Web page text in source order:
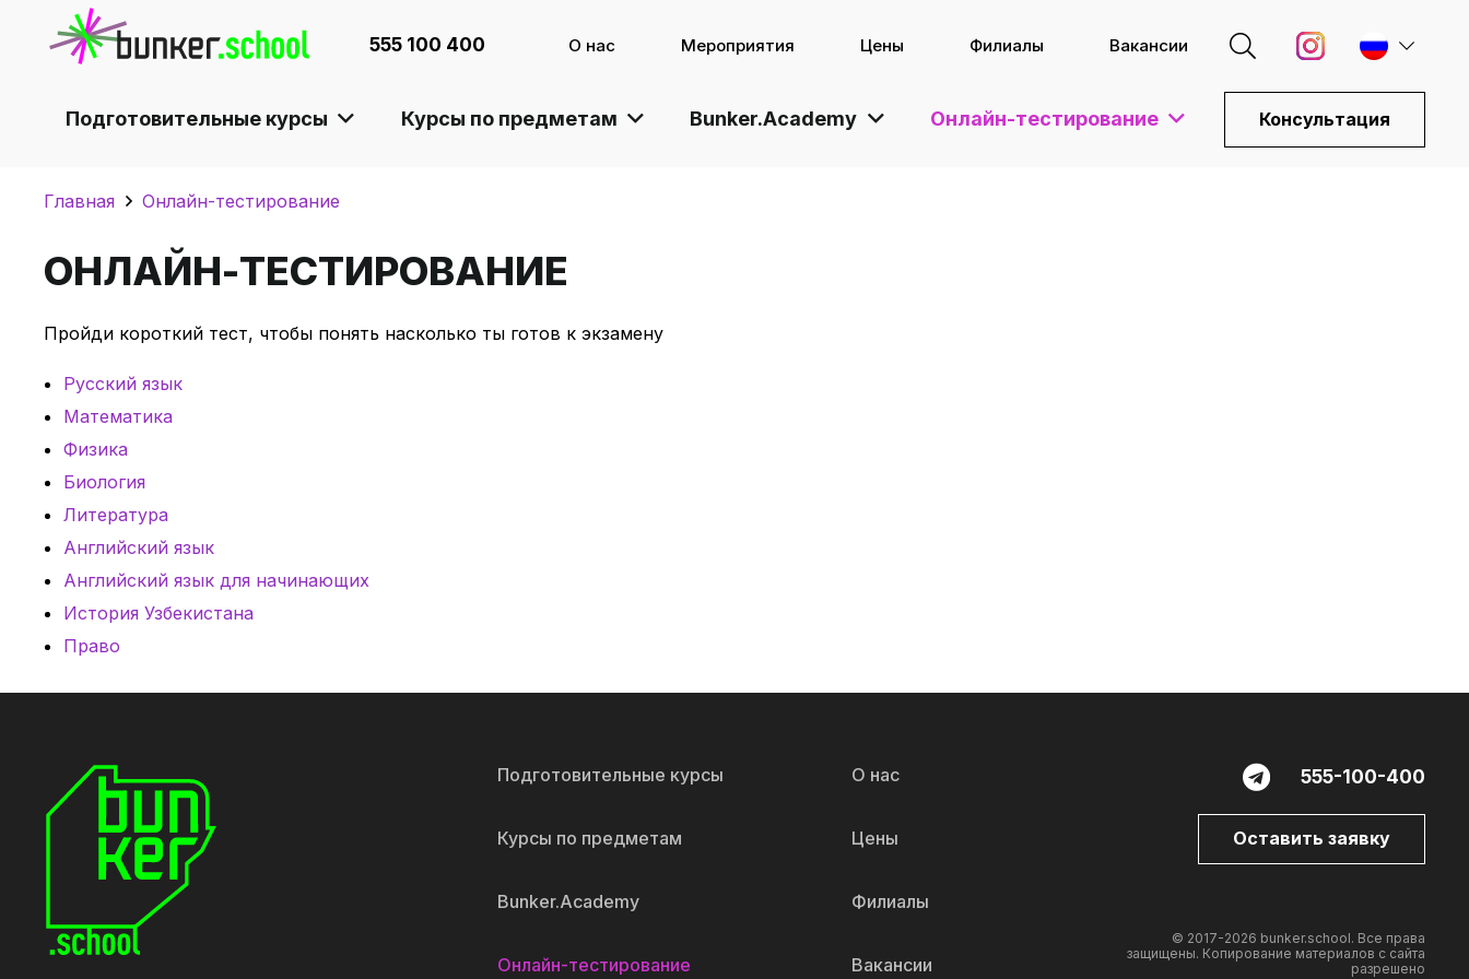
555 100 400 О нас Мероприятия Цены Филиалы Вакансии
Подготовительные курсы Курсы по предметам Bunker.Academy Онлайн-тестирование Консультация
Главная Онлайн-тестирование
ОНЛАЙН-ТЕСТИРОВАНИЕ
Пройди короткий тест, чтобы понять насколько ты готов к экзамену
Русский язык
Математика
Физика
Биология
Литература
Английский язык
Английский язык для начинающих
История Узбекистана
Право
Подготовительные курсы
Курсы по предметам
Bunker.Academy
Онлайн-тестирование
О нас
Цены
Филиалы
Вакансии
555-100-400
Оставить заявку
© 2017-2026 bunker.school. Все права
защищены. Копирование материалов с сайта
разрешено